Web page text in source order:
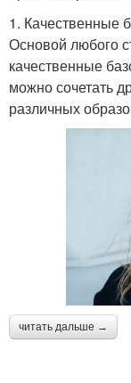
1. Качественные
Основой любого
качественные
можно сочетать
различных
читать дальше →